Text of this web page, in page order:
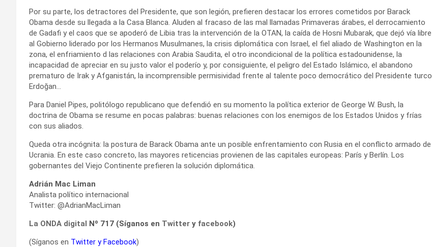
Por su parte, los detractores del Presidente, que son legión, prefieren destacar los errores cometidos por Barack
Obama desde su llegada a la Casa Blanca. Aluden al fracaso de las mal llamadas Primaveras árabes, el derrocamiento
de Gadafi y el caos que se apoderó de Libia tras la intervención de la OTAN, la caída de Hosni Mubarak, que dejó vía libre
al Gobierno liderado por los Hermanos Musulmanes, la crisis diplomática con Israel, el fiel aliado de Washington en la
zona, el enfriamiento d las relaciones con Arabia Saudita, el otro incondicional de la política estadounidense, la
incapacidad de apreciar en su justo valor el poderío y, por consiguiente, el peligro del Estado Islámico, el abandono
prematuro de Irak y Afganistán, la incomprensible permisividad frente al talente poco democrático del Presidente turco
Erdoğan…
Para Daniel Pipes, politólogo republicano que defendió en su momento la política exterior de George W. Bush, la
doctrina de Obama se resume en pocas palabras: buenas relaciones con los enemigos de los Estados Unidos y frías
con sus aliados.
Queda otra incógnita: la postura de Barack Obama ante un posible enfrentamiento con Rusia en el conflicto armado de
Ucrania. En este caso concreto, las mayores reticencias provienen de las capitales europeas: París y Berlín. Los
gobernantes del Viejo Continente prefieren la solución diplomática.
Adrián Mac Liman
Analista político internacional
Twitter: @AdrianMacLiman
La ONDA digital Nº 717 (Síganos en Twitter y facebook)
(Síganos en Twitter yFacebook)